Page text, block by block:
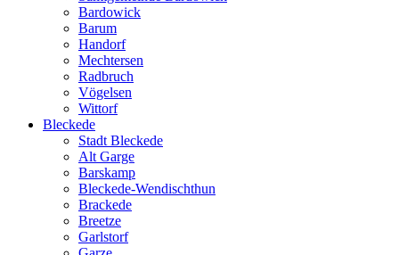
Bardowick
Barum
Handorf
Mechtersen
Radbruch
Vögelsen
Wittorf
Bleckede
Stadt Bleckede
Alt Garge
Barskamp
Bleckede-Wendischthun
Brackede
Breetze
Garlstorf